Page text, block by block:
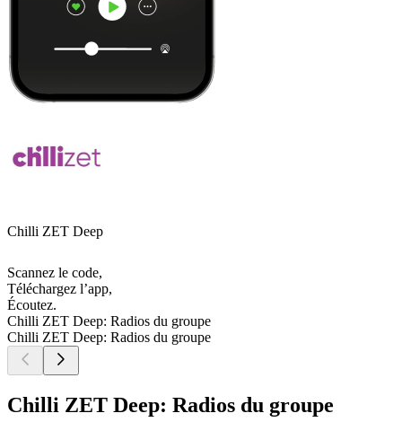
Chilli ZET Deep
Scannez le code,
Téléchargez l’app,
Écoutez.
Chilli ZET Deep: Radios du groupe
Chilli ZET Deep: Radios du groupe
Chilli ZET Deep: Radios du groupe